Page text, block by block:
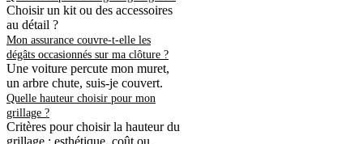
Choisir un kit ou des accessoires
au détail ?
Mon assurance couvre-t-elle les
dégâts occasionnés sur ma clôture ?
Une voiture percute mon muret,
un arbre chute, suis-je couvert.
Quelle hauteur choisir pour mon
grillage ?
Critères pour choisir la hauteur du